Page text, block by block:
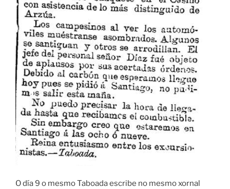
O día 9 o mesmo Taboada escribe no mesmo xornal